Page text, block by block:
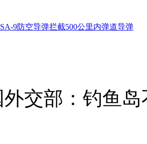
9防空导弹拦截500公里内弹道导弹
部：钓鱼岛